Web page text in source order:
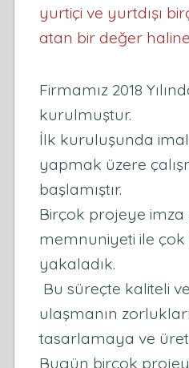
yurtiçi ve yurtdışı
atan bir değer
Firmamız 2018
kurulmuştur.
İlk kuruluşunda
yapmak üzere
başlamıştır.
Birçok projeye imza
memnuniyeti ile çok
yakaladık.
Bu süreçte kaliteli
ulaşmanın
tasarlamaya ve
Bugün birçok